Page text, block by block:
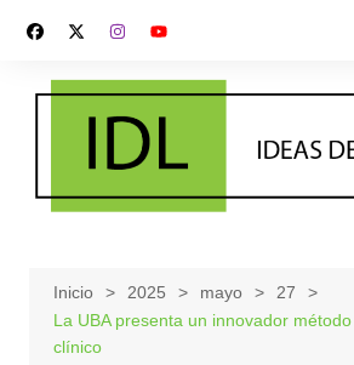
contenido
Inicio 2025 mayo
27
La UBA presenta un innovador
clínico